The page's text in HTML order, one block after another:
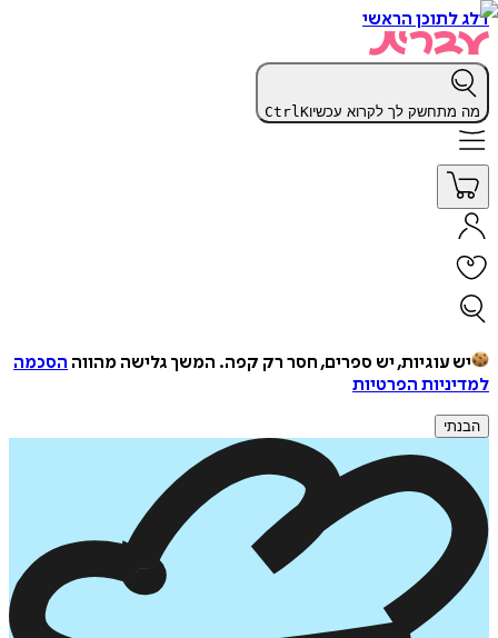
דלג לתוכן הראשי
מה מתחשק לך לקרוא עכשיו CtrlK
יש עוגיות, יש ספרים, חסר רק קפה. המשך גלישה מהווה הסכמה
למדיניות הפרטיות
הבנתי